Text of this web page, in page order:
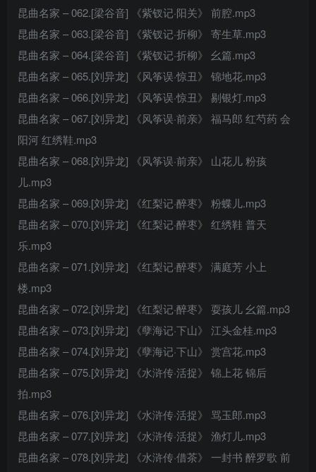
昆曲名家 – 062.[梁谷音] 《紫钗记·阳关》 前腔.mp3
昆曲名家 – 063.[梁谷音] 《紫钗记·折柳》 寄生草.mp3
昆曲名家 – 064.[梁谷音] 《紫钗记·折柳》 幺篇.mp3
昆曲名家 – 065.[刘异龙] 《风筝误·惊丑》 锦地花.mp3
昆曲名家 – 066.[刘异龙] 《风筝误·惊丑》 剔银灯.mp3
昆曲名家 – 067.[刘异龙] 《风筝误·前亲》 福马郎 红芍药 会
阳河 红绣鞋.mp3
昆曲名家 – 068.[刘异龙] 《风筝误·前亲》 山花儿 粉孩
儿.mp3
昆曲名家 – 069.[刘异龙] 《红梨记·醉枣》 粉蝶儿.mp3
昆曲名家 – 070.[刘异龙] 《红梨记·醉枣》 红绣鞋 普天
乐.mp3
昆曲名家 – 071.[刘异龙] 《红梨记·醉枣》 满庭芳 小上
楼.mp3
昆曲名家 – 072.[刘异龙] 《红梨记·醉枣》 耍孩儿 幺篇.mp3
昆曲名家 – 073.[刘异龙] 《孽海记·下山》 江头金桂.mp3
昆曲名家 – 074.[刘异龙] 《孽海记·下山》 赏宫花.mp3
昆曲名家 – 075.[刘异龙] 《水浒传·活捉》 锦上花 锦后
拍.mp3
昆曲名家 – 076.[刘异龙] 《水浒传·活捉》 骂玉郎.mp3
昆曲名家 – 077.[刘异龙] 《水浒传·活捉》 渔灯儿.mp3
昆曲名家 – 078.[刘异龙] 《水浒传·借茶》 一封书 醉罗歌 前